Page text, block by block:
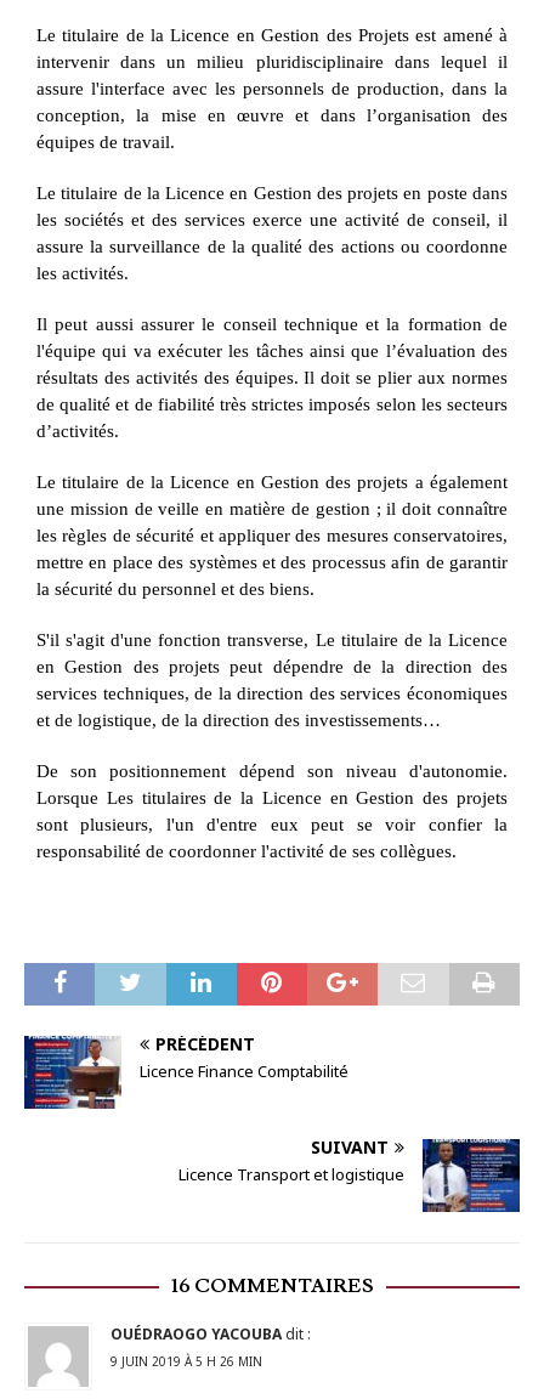
Le titulaire de la Licence en Gestion des Projets est amené à
intervenir dans un milieu pluridisciplinaire dans lequel il
assure l'interface avec les personnels de production, dans la
conception, la mise en œuvre et dans l’organisation des
équipes de travail.
Le titulaire de la Licence en Gestion des projets en poste dans
les sociétés et des services exerce une activité de conseil, il
assure la surveillance de la qualité des actions ou coordonne
les activités.
Il peut aussi assurer le conseil technique et la formation de
l'équipe qui va exécuter les tâches ainsi que l’évaluation des
résultats des activités des équipes. Il doit se plier aux normes
de qualité et de fiabilité très strictes imposés selon les secteurs
d’activités.
Le titulaire de la Licence en Gestion des projets a également
une mission de veille en matière de gestion ; il doit connaître
les règles de sécurité et appliquer des mesures conservatoires,
mettre en place des systèmes et des processus afin de garantir
la sécurité du personnel et des biens.
S'il s'agit d'une fonction transverse, Le titulaire de la Licence
en Gestion des projets peut dépendre de la direction des
services techniques, de la direction des services économiques
et de logistique, de la direction des investissements…
De son positionnement dépend son niveau d'autonomie.
Lorsque Les titulaires de la Licence en Gestion des projets
sont plusieurs, l'un d'entre eux peut se voir confier la
responsabilité de coordonner l'activité de ses collègues.
PRÉCÉDENT
Licence Finance Comptabilité
SUIVANT
Licence Transport et logistique
16 COMMENTAIRES
OUÉDRAOGO YACOUBAdit :
9 JUIN 2019 À 5 H 26 MIN